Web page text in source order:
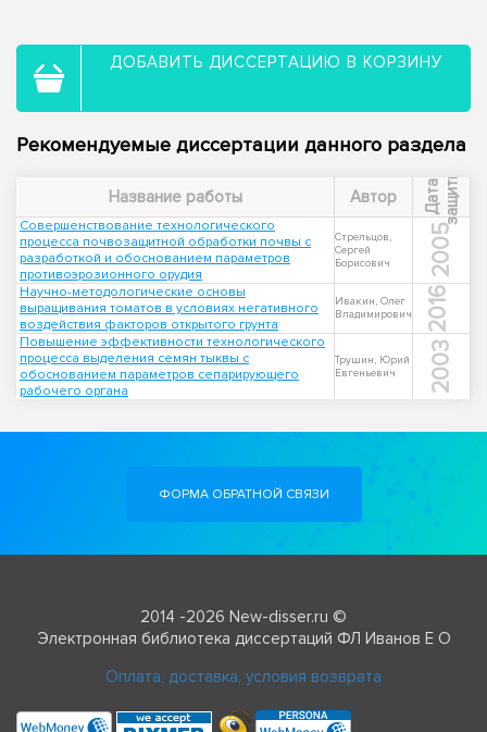
ДОБАВИТЬ ДИССЕРТАЦИЮ В КОРЗИНУ
Рекомендуемые диссертации данного раздела
Название работы Автор Д
а
т
а
з
а
щ
и
т ы
Совершенствование технологического
процесса почвозащитной обработки почвы с
разработкой и обоснованием параметров
противоэрозионного орудия
Стрельцов,
Сергей
Борисович
2005
Научно-методологические основы
выращивания томатов в условиях негативного
воздействия факторов открытого грунта
Ивакин, Олег
Владимирович
2016
Повышение эффективности технологического
процесса выделения семян тыквы с
обоснованием параметров сепарирующего
рабочего органа
Трушин, Юрий
Евгеньевич
2003
ФОРМА ОБРАТНОЙ СВЯЗИ
2014 -2026 New-disser.ru ©
Электронная библиотека диссертаций ФЛ Иванов Е О
Оплата, доставка, условия возврата